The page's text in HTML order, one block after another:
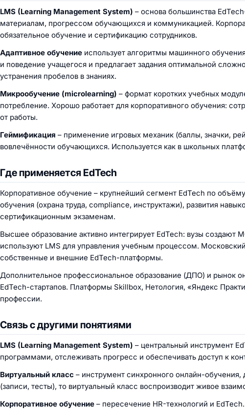
LMS (Learning Management System) – основа большинства
материалам, прогрессом обучающихся и коммуникацией.
обязательное обучение и сертификацию сотрудников.
Адаптивное обучение использует алгоритмы машинного
и поведение учащегося и предлагает задания оптимальной
устранения пробелов в знаниях.
Микрообучение (microlearning) – формат коротких учебных
потребление. Хорошо работает для корпоративного обучения:
от работы.
Геймификация – применение игровых механик (баллы, значки,
вовлечённости обучающихся. Используется как в школьных
Где применяется EdTech
Корпоративное обучение – крупнейший сегмент EdTech по
обучения (охрана труда, compliance, инструктажи), развития
сертификационным экзаменам.
Высшее образование активно интегрирует EdTech: вузы создают
используют LMS для управления учебным процессом.
собственные и внешние EdTech-платформы.
Дополнительное профессиональное образование (ДПО) и рынок
EdTech-стартапов. Платформы Skillbox, Нетология, «Яндекс
профессии.
Связь с другими понятиями
LMS (Learning Management System) – центральный инструмент
программами, отслеживать прогресс и обеспечивать доступ к
Виртуальный класс – инструмент синхронного онлайн-
(записи, тесты), то виртуальный класс воспроизводит живое
Корпоративное обучение – пересечение HR-технологий и